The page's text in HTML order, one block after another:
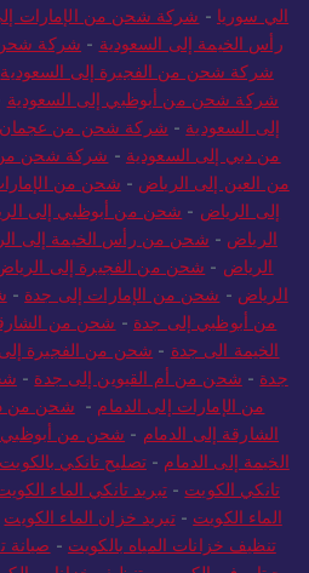
الي سوريا - شركة شحن من الإمارات
رأس الخيمة إلى السعودية - شركة شحن
شركة شحن من الفجيرة إلى السعودية
شركة شحن من أبوظبي إلى السعودية
إلى السعودية - شركة شحن من عجمان
من دبي إلى السعودية - شركة شحن من
من العين إلى الرياض - شحن من
إلى الرياض - شحن من أبوظبي إلى
الرياض - شحن من رأس الخيمة إلى
الرياض - شحن من الفجيرة إلى
الرياض - شحن من الإمارات إلى جدة -
من أبوظبي إلى جدة - شحن من
الخيمة الى جدة - شحن من الفجيرة
جدة - شحن من أم القيوين إلى جدة -
من الإمارات إلى الدمام - شحن من
الشارقة إلى الدمام - شحن من أبوظبي
الخيمة إلى الدمام -تصليح تانكي بالكويت
تانكي الكويت -تبريد تانكي الماء
الماء الكويت -تبريد خزان الماء الكويت
تنظيف خزانات المياه بالكويت - صيانة